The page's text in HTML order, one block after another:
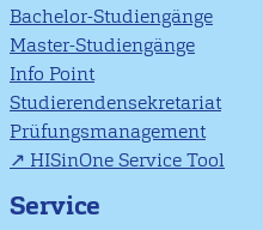
Bachelor-Studiengänge
Master-Studiengänge
Info Point
Studierendensekretariat
Prüfungsmanagement
HISinOne Service Tool
Service